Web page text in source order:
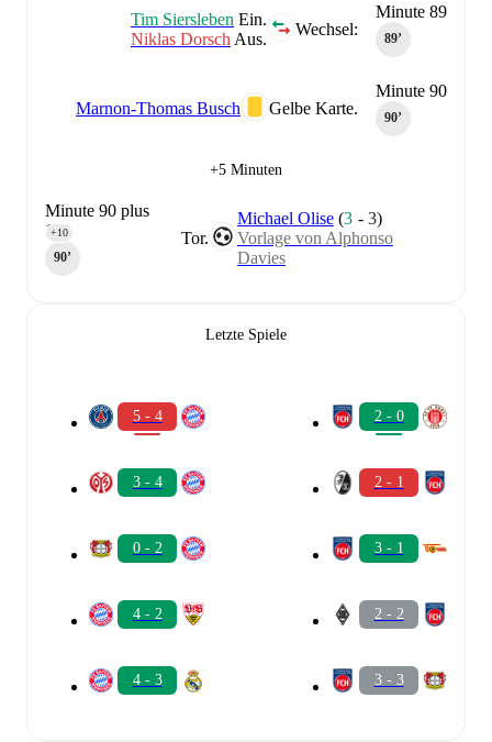
Minute 89
89‎’‎
Wechsel:
Tim Siersleben Ein.
Niklas Dorsch Aus.
Minute 90
90‎’‎
Gelbe Karte.
Marnon-Thomas Busch
+5 Minuten
Tor.
Michael Olise (3 -3)
Vorlage von Alphonso
Davies
Minute 90 plus
10
90‎’‎
+10
Letzte Spiele
5 - 4
3 - 4
0 - 2
4 - 2
4 - 3
2 - 0
2 - 1
3 - 1
2 - 2
3 - 3